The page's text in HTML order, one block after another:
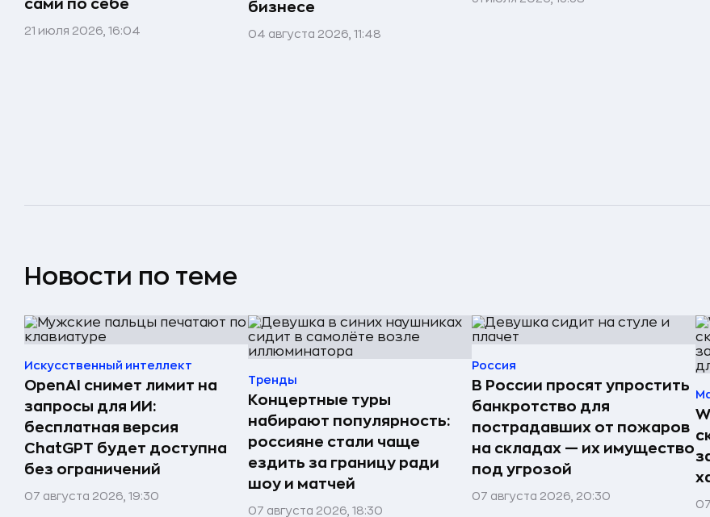
сами по себе
21 июля 2026, 16:04
бизнесе
04 августа 2026, 11:48
Новости по теме
Искусственный интеллект
OpenAI снимет лимит на
запросы для ИИ:
бесплатная версия
ChatGPT будет доступна
без ограничений
07 августа 2026, 19:30
Тренды
Концертные туры
набирают популярность:
россияне стали чаще
ездить за границу ради
шоу и матчей
07 августа 2026, 18:30
Россия
В России просят упростить
банкротство для
пострадавших от пожаров
на складах — их имущество
под угрозой
07 августа 2026, 20:30